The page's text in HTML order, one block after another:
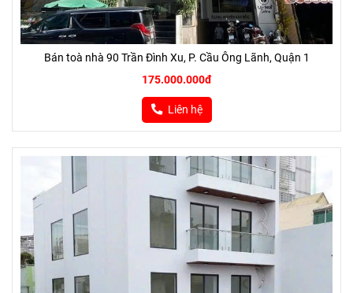
Bán toà nhà 90 Trần Đình Xu, P. Cầu Ông Lãnh, Quận 1
175.000.000đ
Liên hệ